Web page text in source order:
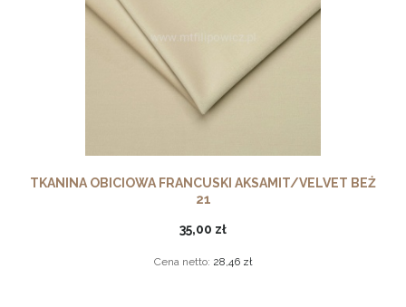
TKANINA OBICIOWA FRANCUSKI AKSAMIT/VELVET BEŻ
21
35,00 zł
Cena netto: 28,46 zł